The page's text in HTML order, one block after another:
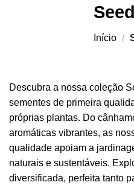
Início /
Descubra a nossa coleção
sementes de primeira
próprias plantas. Do
aromáticas vibrantes, as
qualidade apoiam a
naturais e sustentáveis.
diversificada, perfeita tanto